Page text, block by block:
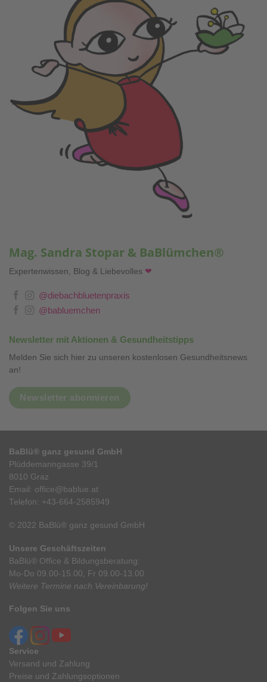
Mag. Sandra Stopar & BaBlümchen®
Expertenwissen, Blog & Liebevolles ❤
@diebachbluetenpraxis
@babluemchen
Newsletter mit Aktionen & Gesundheitstipps
Melden Sie sich hier zu unseren kostenlosen Gesundheitsnews
an!
Newsletter abonnieren
BaBlü® ganz gesund GmbH
Plüddemanngasse 39/1
8010 Graz
Email: office@bablue.at
Telefon: +43-664-2585949
© 2022 BaBlü® ganz gesund GmbH
Unsere Geschäftszeiten
BaBlü® Office & Bildungsberatung:
Mo-Do 09.00-15.00, Fr 09.00-13.00
Weitere Termine nach Vereinbarung!
Folgen Sie uns
Service
Versand und Zahlung
Preise und Zahlungsoptionen